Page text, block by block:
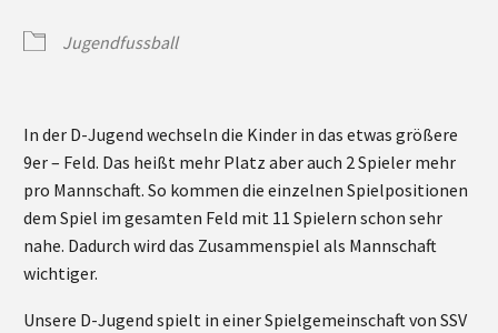
Jugendfussball
In der D-Jugend wechseln die Kinder in das etwas größere
9er – Feld. Das heißt mehr Platz aber auch 2 Spieler mehr
pro Mannschaft. So kommen die einzelnen Spielpositionen
dem Spiel im gesamten Feld mit 11 Spielern schon sehr
nahe. Dadurch wird das Zusammenspiel als Mannschaft
wichtiger.
Unsere D-Jugend spielt in einer Spielgemeinschaft von SSV